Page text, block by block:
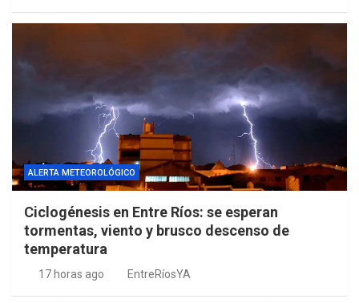
ALERTA METEOROLÓGICO
Ciclogénesis en Entre Ríos: se esperan
tormentas, viento y brusco descenso de
temperatura
17 horas ago EntreRíosYA